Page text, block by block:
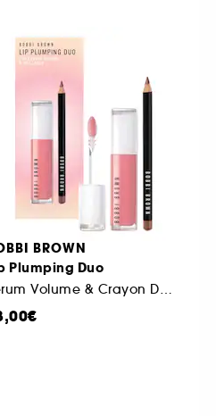
BROWN
Plumping Duo